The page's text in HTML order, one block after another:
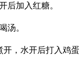
加入红糖。
汤。
，水开后打入鸡蛋